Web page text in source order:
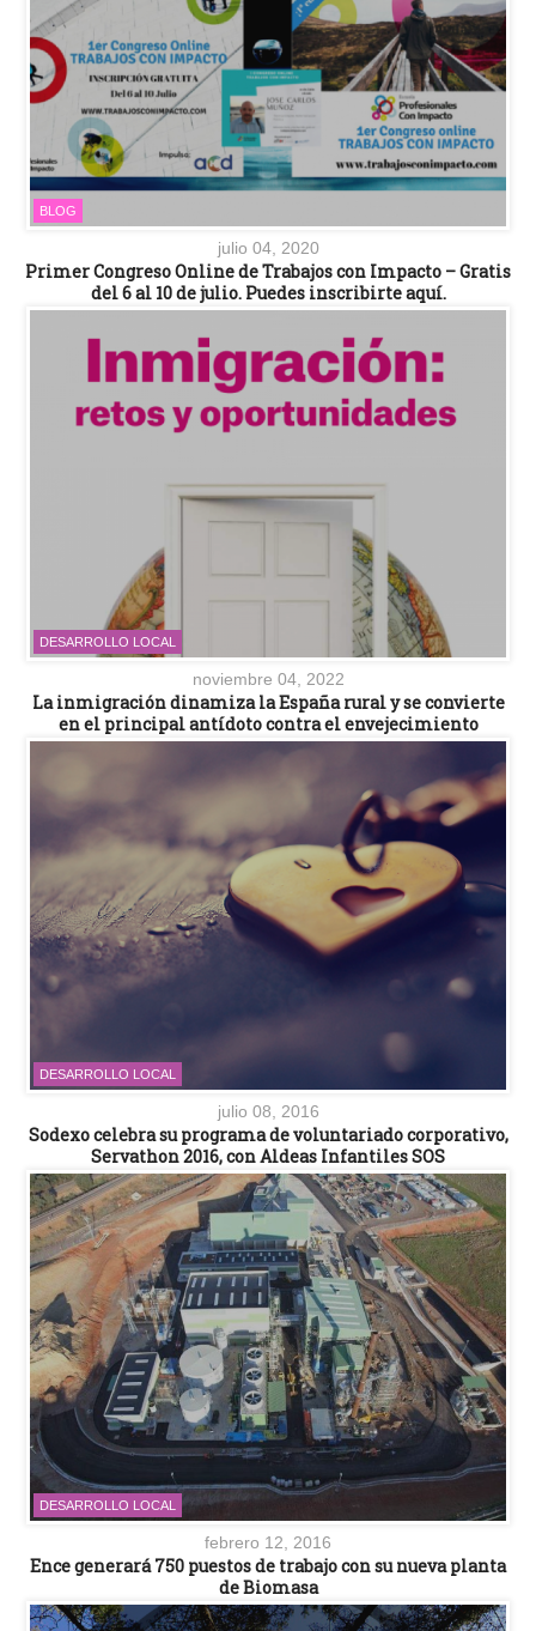
BLOG
julio 04, 2020
Primer Congreso Online de Trabajos con Impacto – Gratis
del 6 al 10 de julio. Puedes inscribirte aquí.
DESARROLLO LOCAL
noviembre 04, 2022
La inmigración dinamiza la España rural y se convierte
en el principal antídoto contra el envejecimiento
DESARROLLO LOCAL
julio 08, 2016
Sodexo celebra su programa de voluntariado corporativo,
Servathon 2016, con Aldeas Infantiles SOS
DESARROLLO LOCAL
febrero 12, 2016
Ence generará 750 puestos de trabajo con su nueva planta
de Biomasa